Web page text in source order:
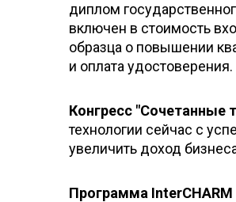
диплом
включен в стоимость
образца о повышении
и оплата удостоверения.
Конгресс "Сочетанные
технологии сейчас с
увеличить доход
Программа